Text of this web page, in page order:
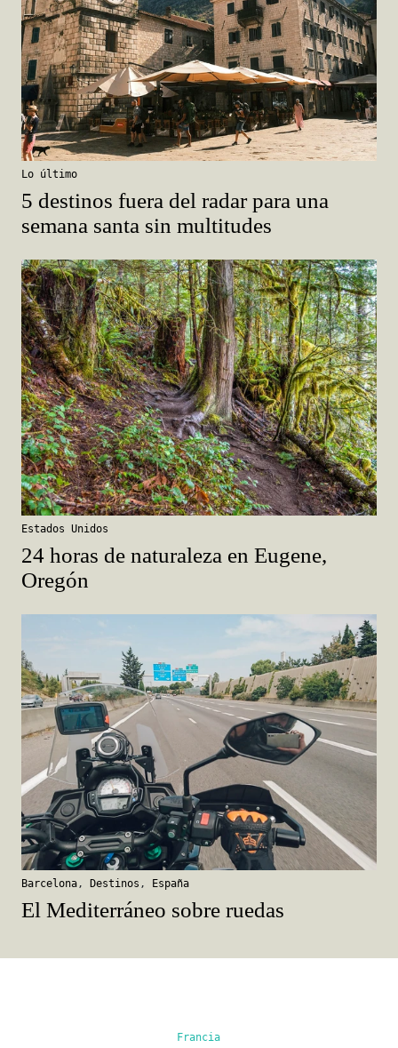
Lo último
5 destinos fuera del radar para una
semana santa sin multitudes
Estados Unidos
24 horas de naturaleza en Eugene,
Oregón
Barcelona, Destinos , España
El Mediterráneo sobre ruedas
Francia